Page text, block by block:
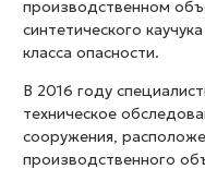
производственном
синтетического
класса опасности.
В 2016 году
техническое
сооружения,
производственного